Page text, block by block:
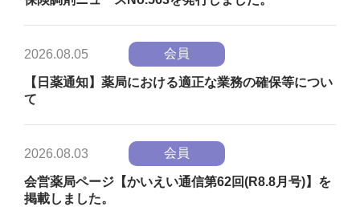
2026.08.05 会員
【日薬通知】薬局における適正な業務の確保等につい
て
2026.08.03 会員
会営薬局ページ【かいえい通信第62回(R8.8月号)】を
掲載しました。